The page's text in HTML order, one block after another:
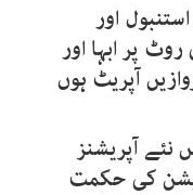
اور
پر ابہا اور
آپریٹ ہوں
نئے آپریشنز
کی حکمت